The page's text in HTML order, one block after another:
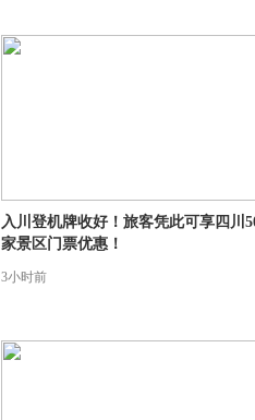
入川登机牌收好！旅客凭此可享四川
家景区门票优惠！
3小时前